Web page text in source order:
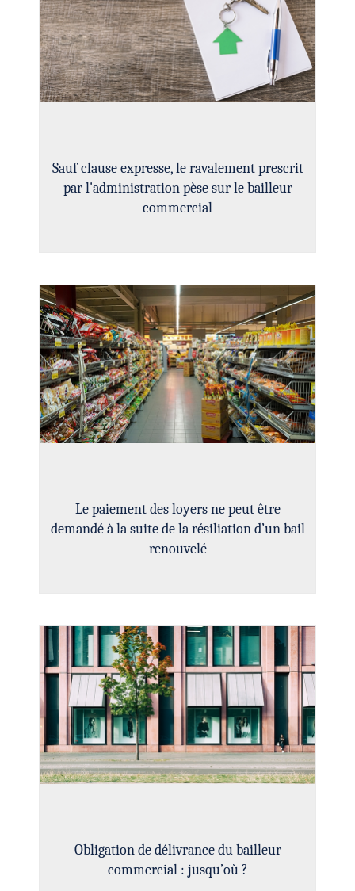
Sauf clause expresse, le ravalement prescrit
par l'administration pèse sur le bailleur
commercial
Le paiement des loyers ne peut être
demandé à la suite de la résiliation d’un bail
renouvelé
Obligation de délivrance du bailleur
commercial : jusqu’où ?